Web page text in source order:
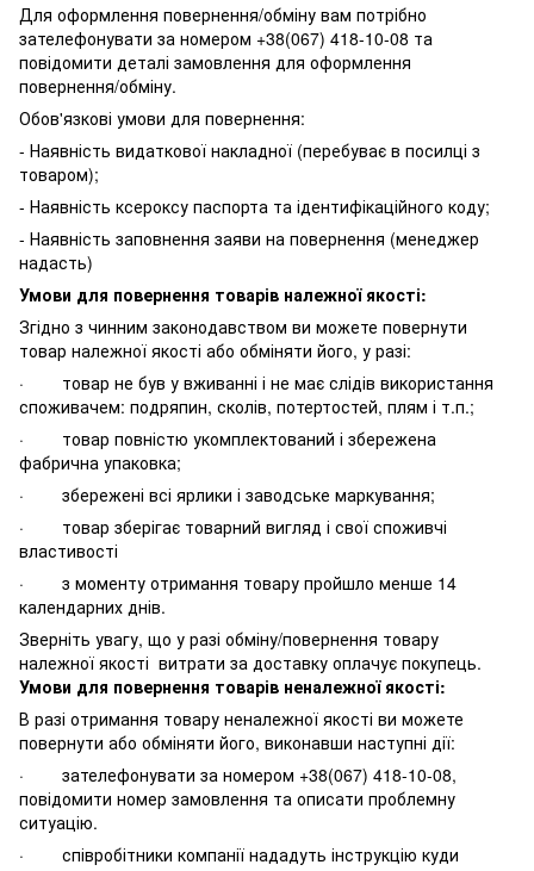
Для оформлення повернення/обміну вам потрібно
зателефонувати за номером +38(067) 418-10-08 та
повідомити деталі замовлення для оформлення
повернення/обміну.
Обов'язкові умови для повернення:
- Наявність видаткової накладної (перебуває в посилці з
товаром);
- Наявність ксероксу паспорта та ідентифікаційного коду;
- Наявність заповнення заяви на повернення (менеджер
надасть)
Умови для повернення товарів належної якості:
Згідно з чинним законодавством ви можете повернути
товар належної якості або обміняти його, у разі:
· товар не був у вживанні і не має слідів використання
споживачем: подряпин, сколів, потертостей, плям і т.п.;
· товар повністю укомплектований і збережена
фабрична упаковка;
· збережені всі ярлики і заводське маркування;
· товар зберігає товарний вигляд і свої споживчі
властивості
· з моменту отримання товару пройшло менше 14
календарних днів.
Зверніть увагу, що у разі обміну/повернення товару
належної якості витрати за доставку оплачує покупець.
Умови для повернення товарів неналежної якості:
В разі отримання товару неналежної якості ви можете
повернути або обміняти його, виконавши наступні дії:
· зателефонувати за номером +38(067) 418-10-08,
повідомити номер замовлення та описати проблемну
ситуацію.
· співробітники компанії нададуть інструкцію куди